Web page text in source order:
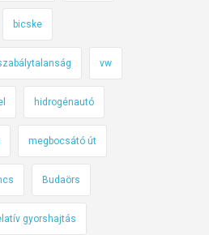
bicske
vw
hidrogénautó
megbocsátó út
Budaörs
gyorshajtás